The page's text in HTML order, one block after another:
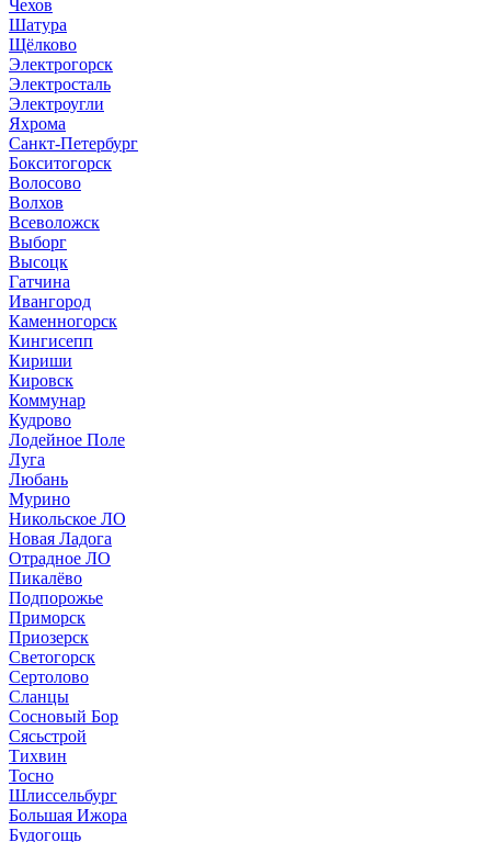
Чехов
Шатура
Щёлково
Электрогорск
Электросталь
Электроугли
Яхрома
Санкт-Петербург
Бокситогорск
Волосово
Волхов
Всеволожск
Выборг
Высоцк
Гатчина
Ивангород
Каменногорск
Кингисепп
Кириши
Кировск
Коммунар
Кудрово
Лодейное Поле
Луга
Любань
Мурино
Никольское ЛО
Новая Ладога
Отрадное ЛО
Пикалёво
Подпорожье
Приморск
Приозерск
Светогорск
Сертолово
Сланцы
Сосновый Бор
Сясьстрой
Тихвин
Тосно
Шлиссельбург
Большая Ижора
Будогощь